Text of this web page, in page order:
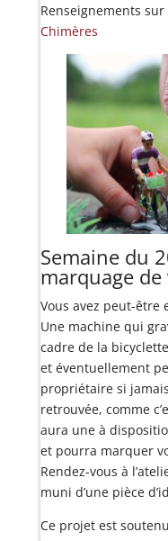
Renseignements sur
Chimères
Semaine du
marquage
Vous avez peut-être
Une machine qui
cadre de la
et éventuellement
propriétaire si
retrouvée, comme
aura une à
et pourra marquer
Rendez-vous à
muni d’une pièce
Ce projet est